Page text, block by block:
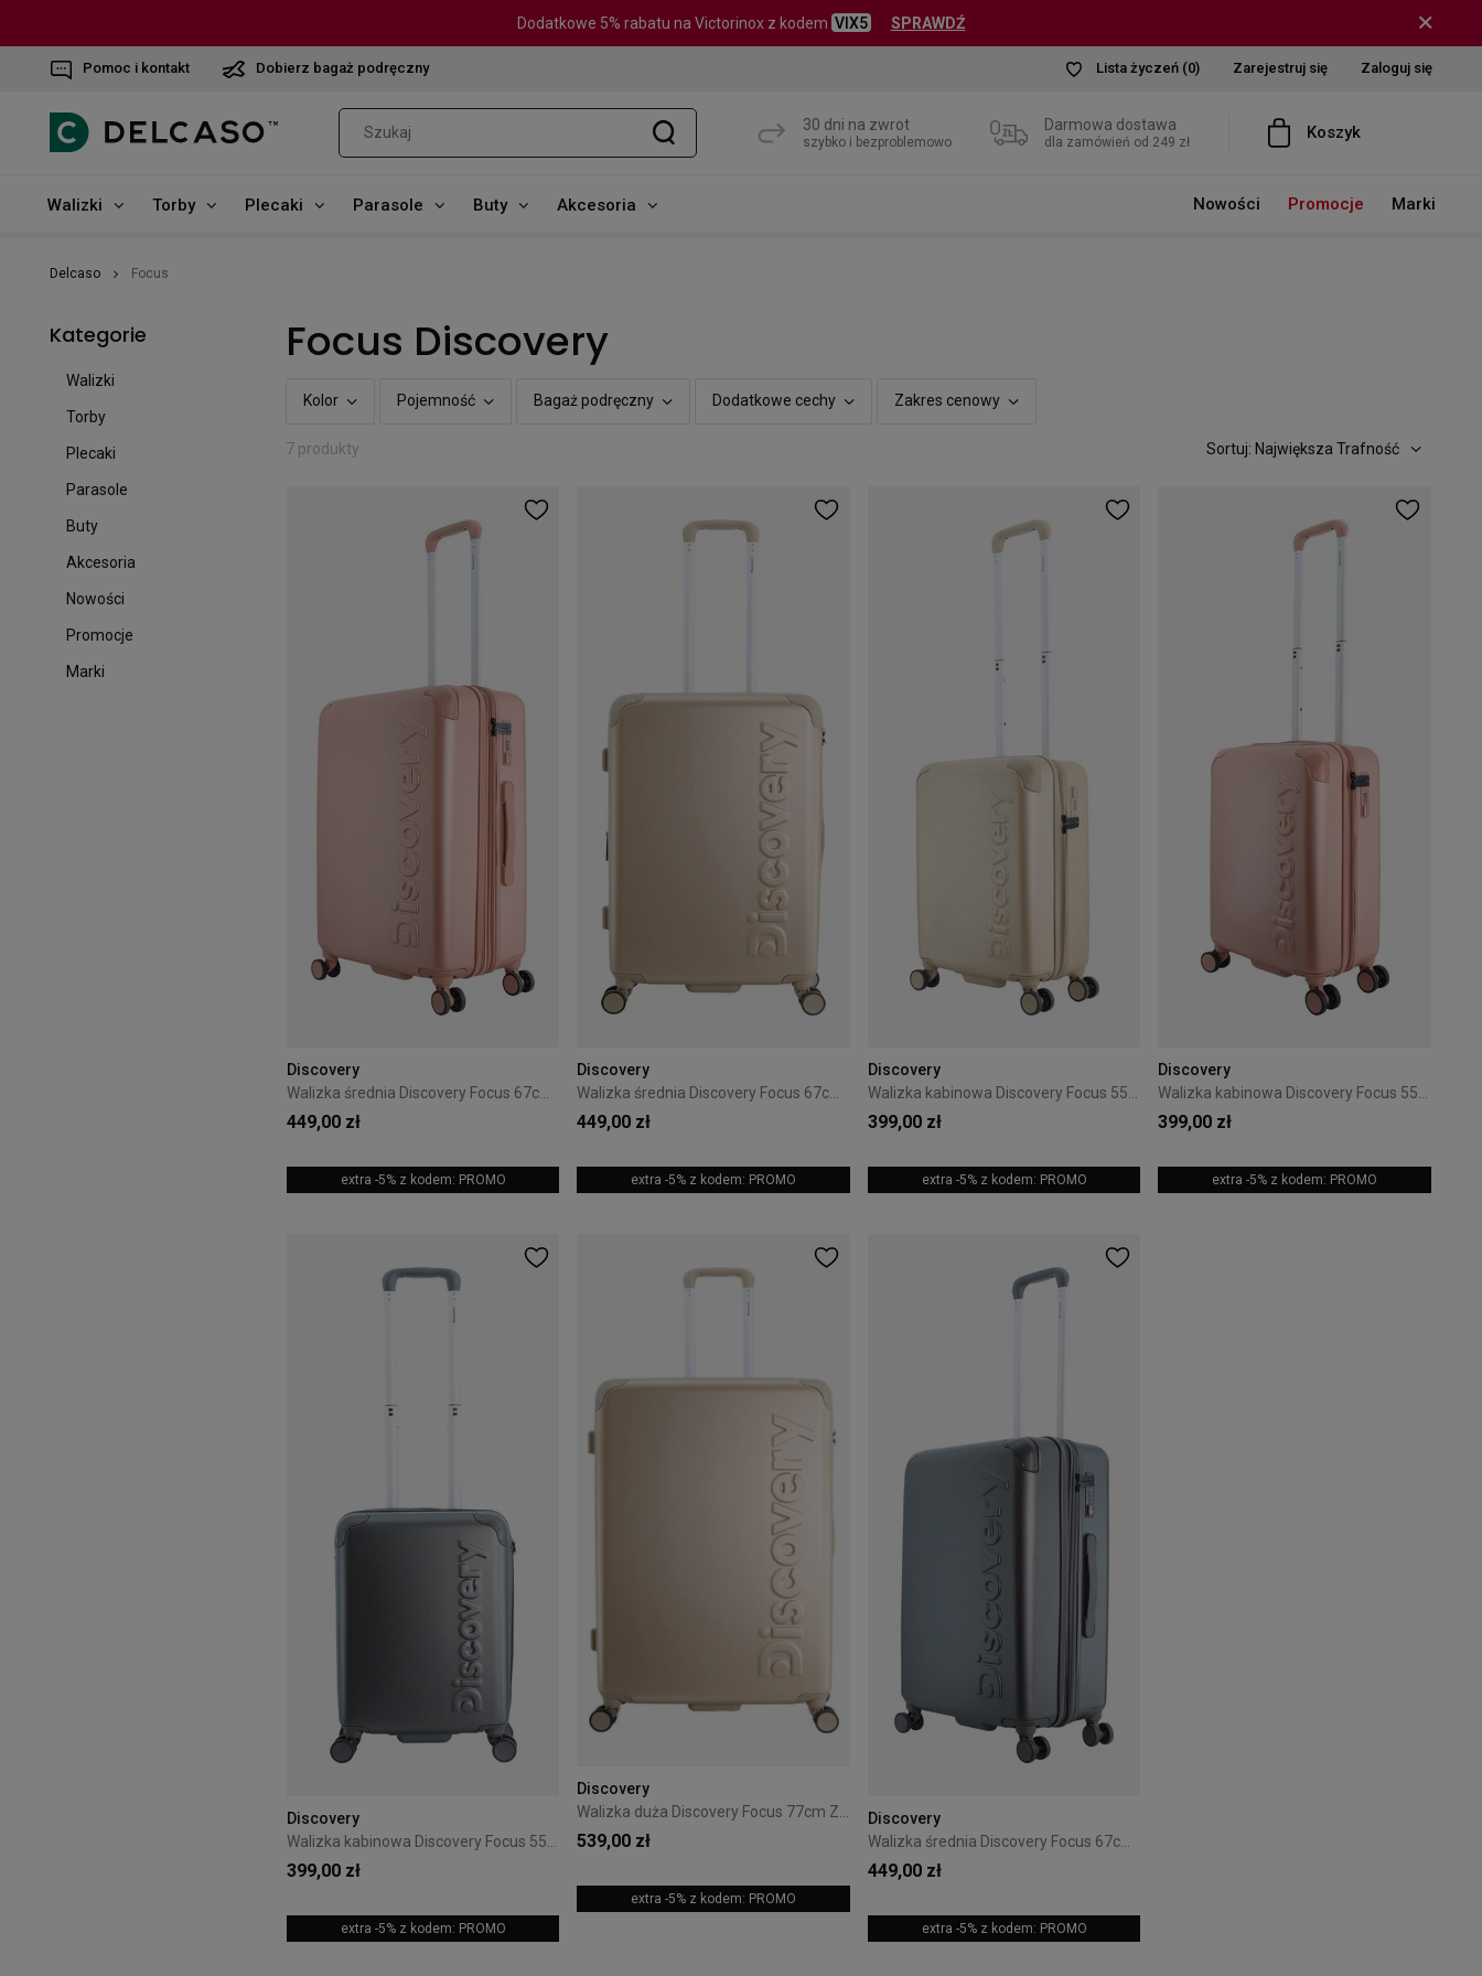
Dodatkowe 5% rabatu na Victorinox z kodem VIX5 SPRAWDŹ
Pomoc i kontakt Dobierz bagaż podręczny Lista życzeń (0) Zarejestruj się Zaloguj się
30 dni na zwrot
szybko i bezproblemowo
Darmowa dostawa
dla zamówień od 249 zł Koszyk
Walizki Torby Plecaki Parasole Buty Akcesoria Nowości Promocje Marki
Delcaso Focus
Kategorie
Walizki
Torby
Plecaki
Parasole
Buty
Akcesoria
Nowości
Promocje
Marki
Focus Discovery
Kolor Pojemność Bagaż podręczny Dodatkowe cechy Zakres cenowy
7 produkty Sortuj: Największa Trafność
Discovery
Walizka średnia Discovery Focus 67cm Różowa
449,00 zł
extra -5% z kodem: PROMO
Discovery
Walizka średnia Discovery Focus 67cm Złota
449,00 zł
extra -5% z kodem: PROMO
Discovery
Walizka kabinowa Discovery Focus 55 cm Złota
399,00 zł
extra -5% z kodem: PROMO
Discovery
Walizka kabinowa Discovery Focus 55 cm Różowa
399,00 zł
extra -5% z kodem: PROMO
Discovery
399,00 zł
extra -5% z kodem: PROMO
Discovery
539,00 zł
extra -5% z kodem: PROMO
Discovery
Walizka średnia Discovery Focus 67cm Antracytowa
449,00 zł
extra -5% z kodem: PROMO